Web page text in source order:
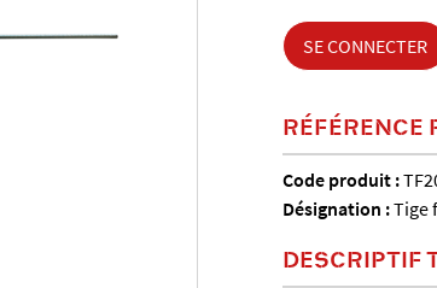
SE CONNECTER
RÉFÉRENCE
Code produit :
Désignation :Tige
DESCRIPTIF